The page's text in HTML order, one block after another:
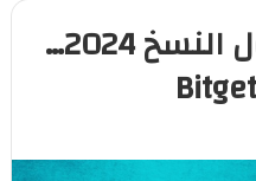
أفضل منصة لتداول النسخ 2024…